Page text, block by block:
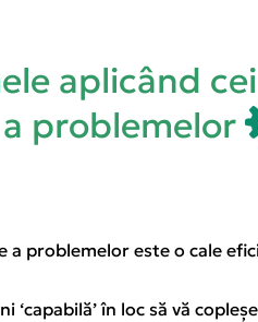
aplicând
problemelor
a problemelor este o cale
‘capabilă’ în loc să vă